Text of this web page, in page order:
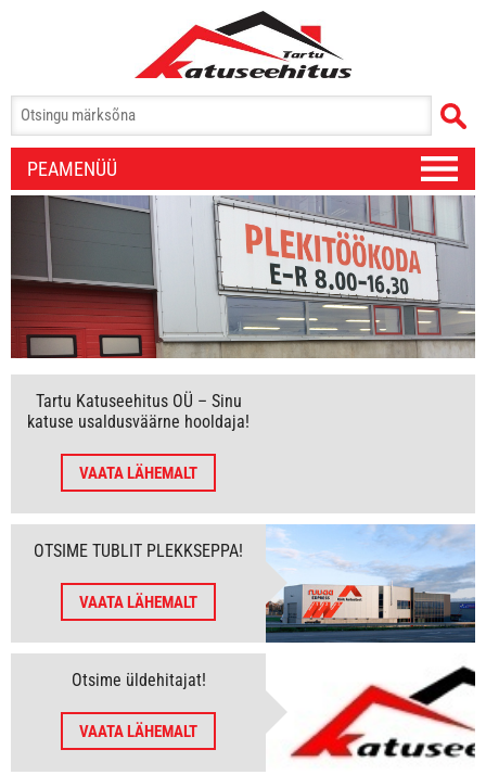
PEAMENÜÜ
Tartu Katuseehitus OÜ – Sinu
katuse usaldusväärne hooldaja!
VAATA LÄHEMALT
OTSIME TUBLIT PLEKKSEPPA!
VAATA LÄHEMALT
Otsime üldehitajat!
VAATA LÄHEMALT